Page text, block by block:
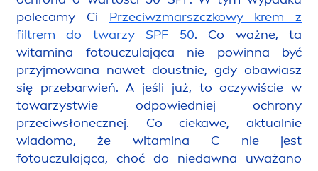
polecamy Ci Przeciwzmarszczkowy krem z
filtrem do twarzy SPF 50. Co ważne, ta
witamina fotouczulająca nie powinna być
przyjmowana nawet doustnie, gdy obawiasz
się przebarwień. A jeśli już, to oczywiście w
towarzystwie odpowiedniej ochrony
przeciwsłonecznej. Co ciekawe, aktualnie
wiadomo, że witamina C nie jest
fotouczulająca, choć do niedawna uważano